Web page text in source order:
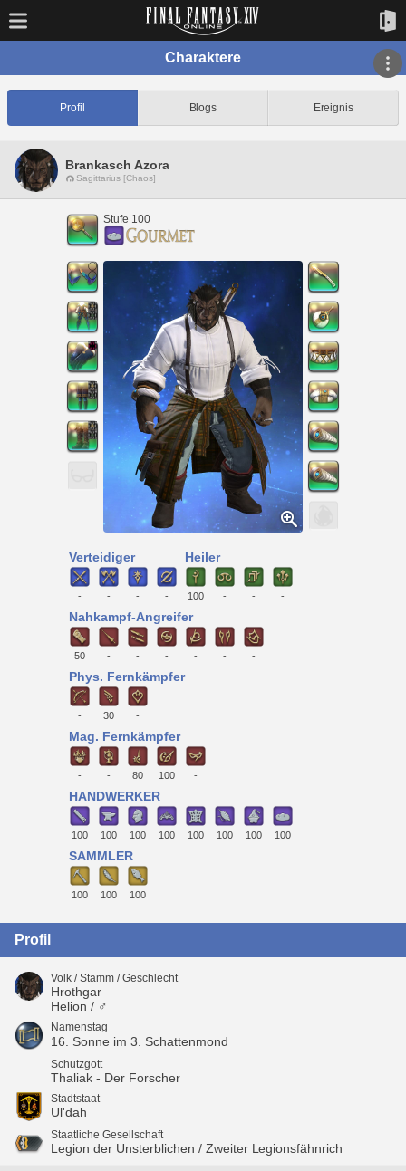
Charaktere
Profil Blogs Ereignis
Brankasch Azora
Sagittarius [Chaos]
Stufe 100
Verteidiger
- - - -
Heiler
100 - - -
Nahkampf-Angreifer
50 - - - - - -
Phys. Fernkämpfer
- 30 -
Mag. Fernkämpfer
- - 80 100 -
HANDWERKER
100 100 100 100 100 100 100 100
SAMMLER
100 100 100
Profil
Volk / Stamm / Geschlecht
Hrothgar
Helion / ♂
Namenstag
16. Sonne im 3. Schattenmond
Schutzgott
Thaliak - Der Forscher
Stadtstaat
Ul'dah
Staatliche Gesellschaft
Legion der Unsterblichen / Zweiter Legionsfähnrich